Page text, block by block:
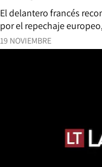
19 NOVIEMBRE
El delantero francés
por el repechaje